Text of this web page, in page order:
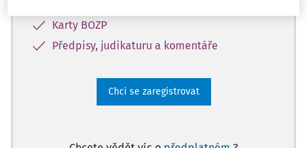
Karty BOZP
Předpisy, judikaturu a komentáře
Chci se zaregistrovat